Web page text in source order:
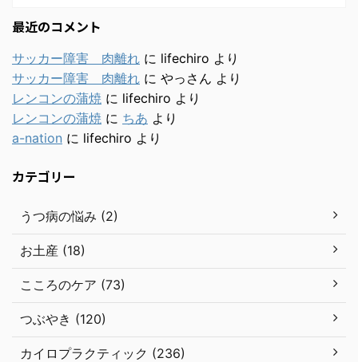
最近のコメント
サッカー障害 肉離れ に lifechiro より
サッカー障害 肉離れ に やっさん より
レンコンの蒲焼 に lifechiro より
レンコンの蒲焼 に ちあ より
a-nation に lifechiro より
カテゴリー
うつ病の悩み (2)
お土産 (18)
こころのケア (73)
つぶやき (120)
カイロプラクティック (236)